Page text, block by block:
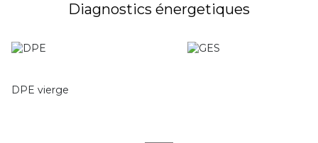
Diagnostics énergetiques
DPE vierge